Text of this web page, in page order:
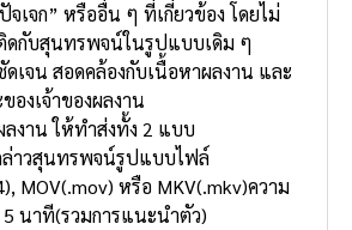
จเจก” หรืออื่น ๆ ที่เกี่ยวข้อง โดยไม่
ดกับสุนทรพจน์ในรูปแบบเดิม ๆ
ดเจน สอดคล้องกับเนื้อหาผลงาน และ
องเจ้าของผลงาน
ลงาน ให้ทําส่งทั้ง 2 แบบ
ล่าวสุนทรพจน์รูปแบบไฟล์
MOV(.mov) หรือ MKV(.mkv)ความ
5 นาที(รวมการแนะนําตัว)